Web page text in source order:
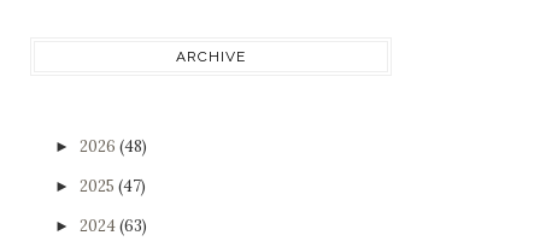
ARCHIVE
► 2026 (48)
► 2025 (47)
► 2024(63)